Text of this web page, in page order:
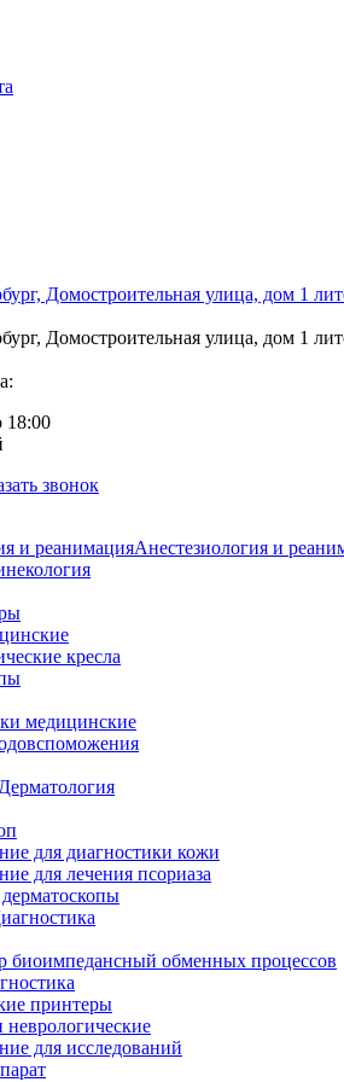
Домостроительная улица, дом 1
Домостроительная улица, дом 1
18:00
звонок
Анестезиология и
кресла
медицинские
Дерматология
для диагностики кожи
для лечения псориаза
биоимпедансный обменных процессов
принтеры
для исследований